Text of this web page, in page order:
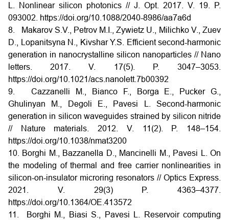
L. Nonlinear silicon photonics // J. Opt. 2017. V. 19. P.
093002. https://doi.org/10.1088/2040-8986/aa7a6d
8. Makarov S.V., Petrov M.I., Zywietz U., Milichko V., Zuev
D., Lopanitsyna N., Kivshar Y.S. Efficient second-harmonic
generation in nanocrystalline silicon nanoparticles // Nano
letters. 2017. V. 17(5). P. 3047–3053.
https://doi.org/10.1021/acs.nanolett.7b00392
9. Cazzanelli M., Bianco F., Borga E., Pucker G.,
Ghulinyan M., Degoli E., Pavesi L. Second-harmonic
generation in silicon waveguides strained by silicon nitride
// Nature materials. 2012. V. 11(2). P. 148–154.
https://doi.org/10.1038/nmat3200
10. Borghi M., Bazzanella D., Mancinelli M., Pavesi L. On
the modeling of thermal and free carrier nonlinearities in
silicon-on-insulator microring resonators // Optics Express.
2021. V. 29(3) P. 4363–4377.
https://doi.org/10.1364/OE.413572
11. Borghi M., Biasi S., Pavesi L. Reservoir computing